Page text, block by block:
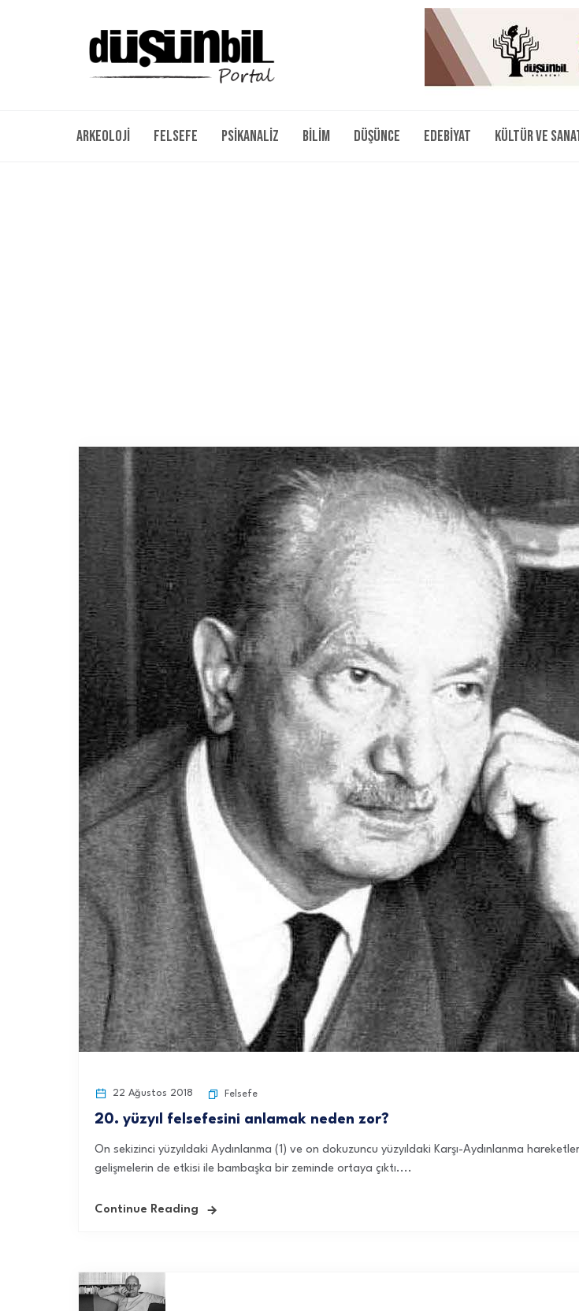
Arkeoloji Felsefe Psikanaliz Bilim Düşünce Edebiyat Kültür ve
22 Ağustos 2018 Felsefe
20. yüzyıl felsefesini anlamak neden zor?
On sekizinci yüzyıldaki Aydınlanma (1) ve on dokuzuncu yüzyıldaki Karşı-Aydınlanma
gelişmelerin de etkisi ile bambaşka bir zeminde ortaya çıktı....
Continue Reading